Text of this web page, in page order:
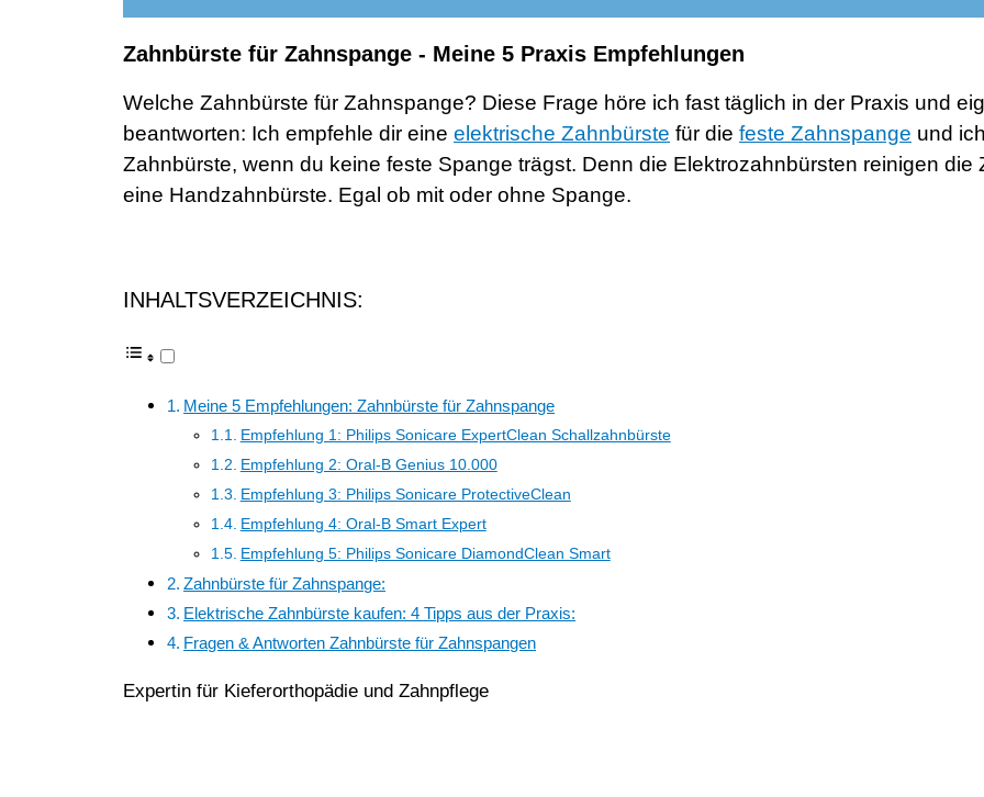
Zahnbürste für Zahnspange - Meine 5 Praxis Empfehlungen
Welche Zahnbürste für Zahnspange? Diese Frage höre ich fast täglich in der Praxis und
beantworten: Ich empfehle dir eine elektrische Zahnbürste für die feste Zahnspange und
Zahnbürste, wenn du keine feste Spange trägst. Denn die Elektrozahnbürsten reinigen die
eine Handzahnbürste. Egal ob mit oder ohne Spange.
INHALTSVERZEICHNIS:
Meine 5 Empfehlungen: Zahnbürste für Zahnspange
Empfehlung 1: Philips Sonicare ExpertClean Schallzahnbürste
Empfehlung 2: Oral-B Genius 10.000
Empfehlung 3: Philips Sonicare ProtectiveClean
Empfehlung 4: Oral-B Smart Expert
Empfehlung 5: Philips Sonicare DiamondClean Smart
Zahnbürste für Zahnspange:
Elektrische Zahnbürste kaufen: 4 Tipps aus der Praxis:
Fragen & Antworten Zahnbürste für Zahnspangen
Expertin für Kieferorthopädie und Zahnpflege